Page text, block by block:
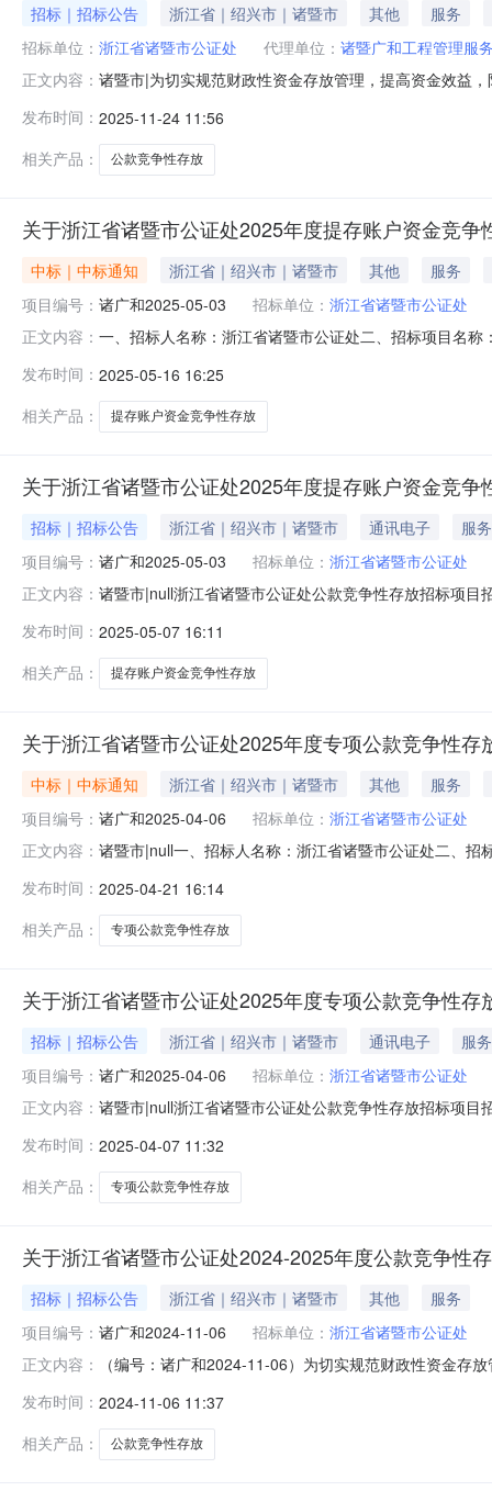
招标｜招标公告 浙江省｜绍兴市｜诸暨市 其他
服务
招标单位： 浙江省诸暨市公证处 代理单位： 诸暨广和工程管理服
正文内容： 诸暨市|为切实规范财政性资金存放管理，提高资金效益
条件的银行机构参加投标。＿、招标项目名称浙江省诸
公证处2026年度公款竞争性存放
发布时间： 2025-11-24 11:56
相关产品：
公款竞争性存放
关于浙江省诸暨市公证处2025年度提存账户资金竞争
中标｜中标通知 浙江省｜绍兴市｜诸暨市 其他
服务
项目编号： 诸广和2025-05-03 招标单位： 浙江省诸暨市公证处
正文内容： 一、招标人名称：浙江省诸暨市公证处二、招标项目名
16日七、中标结果：存款期限12个月序号投标银行中标
发布时间： 2025-05-16 16:25
相关产品：
提存账户资金竞争性存放
关于浙江省诸暨市公证处2025年度提存账户资金竞争
招标｜招标公告 浙江省｜绍兴市｜诸暨市 通讯电子
服务
项目编号： 诸广和2025-05-03 招标单位： 浙江省诸暨市公证处
正文内容： 诸暨市|null浙江省诸暨市公证处公款竞争性存放招标项
市政府性资金竞争性存放评分办法指导意见》的文件精
户资金竞争性存放
发布时间： 2025-05-07 16:11
相关产品：
提存账户资金竞争性存放
关于浙江省诸暨市公证处2025年度专项公款竞争性存
中标｜中标通知 浙江省｜绍兴市｜诸暨市 其他
服务
项目编号： 诸广和2025-04-06 招标单位： 浙江省诸暨市公证处
正文内容： 诸暨市|null一、招标人名称：浙江省诸暨市公证处二、
月21日七、中标结果：存款期限12个月序号投标银行中
发布时间： 2025-04-21 16:14
相关产品：
专项公款竞争性存放
关于浙江省诸暨市公证处2025年度专项公款竞争性存
招标｜招标公告 浙江省｜绍兴市｜诸暨市 通讯电子
服务
项目编号： 诸广和2025-04-06 招标单位： 浙江省诸暨市公证处
正文内容： 诸暨市|null浙江省诸暨市公证处公款竞争性存放招标项
市政府性资金竞争性存放评分办法指导意见》的文件精
款竞争性存放招标
发布时间： 2025-04-07 11:32
相关产品：
专项公款竞争性存放
关于浙江省诸暨市公证处2024-2025年度公款竞争性
招标｜招标公告 浙江省｜绍兴市｜诸暨市 其他
服务
项目编号： 诸广和2024-11-06 招标单位： 浙江省诸暨市公证处
正文内容：
（编号：诸广和2024-11-06）为切实规范财政性资金存
公款存放招标工作，欢迎符合条件的银行机构参加投标
（万元）银行数量存款类型浙江
发布时间： 2024-11-06 11:37
相关产品：
公款竞争性存放